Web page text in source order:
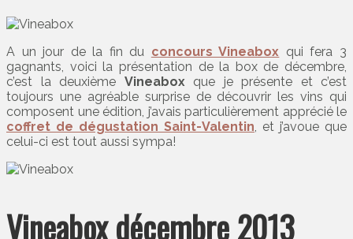
A un jour de la fin du concours Vineabox qui fera 3
gagnants, voici la présentation de la box de décembre,
c’est la deuxième Vineaboxque je présente et c’est
toujours une agréable surprise de découvrir les vins qui
composent une édition, j’avais particulièrement apprécié le
coffret de dégustation Saint-Valentin, et j’avoue que
celui-ci est tout aussi sympa!
Vineabox décembre 2013